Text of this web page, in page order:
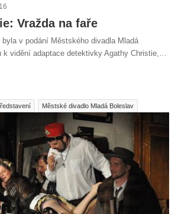
Vražda na faře
v podání Městského divadla Mladá
k vidění adaptace detektivky Agathy Christie,…
Městské divadlo Mladá Boleslav